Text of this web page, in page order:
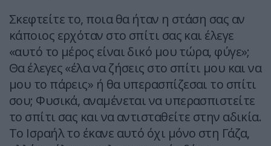
Σκεφτείτε το, ποια θα ήταν η στάση σας αν
κάποιος ερχόταν στο σπίτι σας και έλεγε
«αυτό το μέρος είναι δικό μου τώρα, φύγε»;
Θα έλεγες «έλα να ζήσεις στο σπίτι μου και να
μου το πάρεις» ή θα υπερασπίζεσαι το σπίτι
σου; Φυσικά, αναμένεται να υπερασπιστείτε
το σπίτι σας και να αντισταθείτε στην αδικία.
Το Ισραήλ το έκανε αυτό όχι μόνο στη Γάζα,